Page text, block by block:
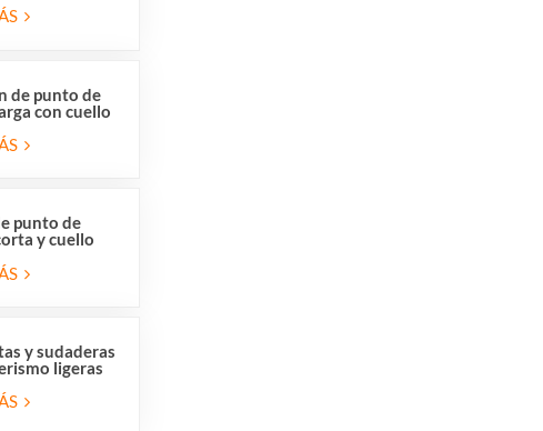
aberturas
de punto de
con cuello
cruzado
con lazo
punto de
y cuello
para mujer,
de
y sudaderas
ligeras
polar con
para